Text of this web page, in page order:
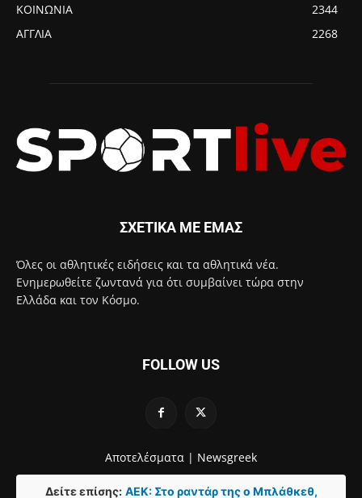
ΚΟΙΝΩΝΙΑ
2344
ΑΓΓΛΙΑ
2268
ΣΧΕΤΙΚΑ ΜΕ ΕΜΑΣ
Όλες οι αθλητικές ειδήσεις και τα αθλητικά νέα.
Ενημερωθείτε ζωντανά για ότι συμβαίνει τώρα στην
Ελλάδα και τον Κόσμο.
FOLLOW US
Αποτελέσματα | Newsgreek
Δείτε επίσης: ΑΕΚ: Στο ραντάρ της ο Μπλάθκεθ,